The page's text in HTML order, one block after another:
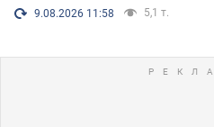
9.08.2026 11:58 5,1 т.